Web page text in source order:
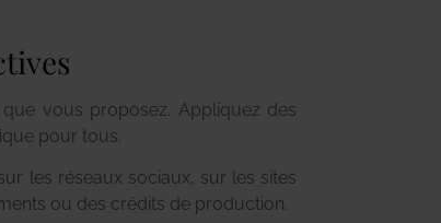
vous proposez. Appliquez des
pour tous.
les réseaux sociaux, sur les sites
ou des crédits de production.